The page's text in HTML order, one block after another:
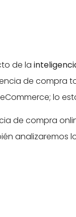
de la
de compra
lo
de compra
analizaremos